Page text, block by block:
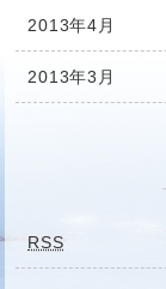
2013年4月
2013年3月
RSS